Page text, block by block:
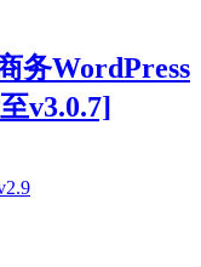
务WordPress
v3.0.7]